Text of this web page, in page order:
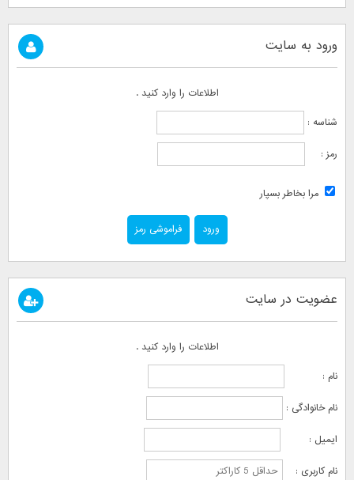
ورود به سایت
اطلاعات را وارد کنید .
شناسه :
رمز :
مرا بخاطر بسپار
فراموشی رمز
عضویت در سایت
اطلاعات را وارد کنید .
نام :
نام خانوادگی :
ایمیل :
نام کاربری :